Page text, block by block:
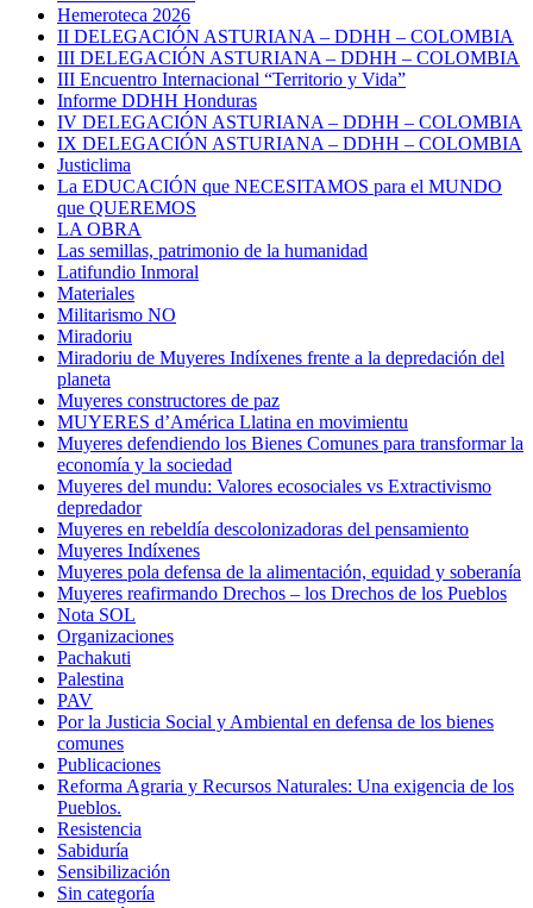
Hemeroteca 2026
II DELEGACIÓN ASTURIANA – DDHH – COLOMBIA
III DELEGACIÓN ASTURIANA – DDHH – COLOMBIA
III Encuentro Internacional “Territorio y Vida”
Informe DDHH Honduras
IV DELEGACIÓN ASTURIANA – DDHH – COLOMBIA
IX DELEGACIÓN ASTURIANA – DDHH – COLOMBIA
Justiclima
La EDUCACIÓN que NECESITAMOS para el MUNDO
que QUEREMOS
LA OBRA
Las semillas, patrimonio de la humanidad
Latifundio Inmoral
Materiales
Militarismo NO
Miradoriu
Miradoriu de Muyeres Indíxenes frente a la depredación del
planeta
Muyeres constructores de paz
MUYERES d’América Llatina en movimientu
Muyeres defendiendo los Bienes Comunes para transformar la
economía y la sociedad
Muyeres del mundu: Valores ecosociales vs Extractivismo
depredador
Muyeres en rebeldía descolonizadoras del pensamiento
Muyeres Indíxenes
Muyeres pola defensa de la alimentación, equidad y soberanía
Muyeres reafirmando Drechos – los Drechos de los Pueblos
Nota SOL
Organizaciones
Pachakuti
Palestina
PAV
Por la Justicia Social y Ambiental en defensa de los bienes
comunes
Publicaciones
Reforma Agraria y Recursos Naturales: Una exigencia de los
Pueblos.
Resistencia
Sabiduría
Sensibilización
Sin categoría